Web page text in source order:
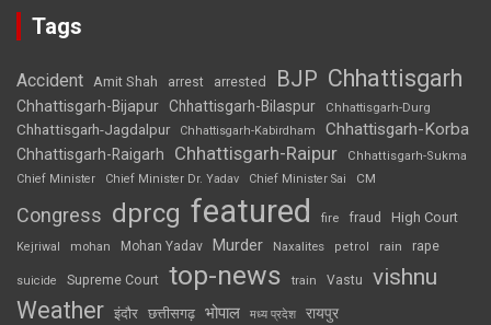
Tags
Accident Amit Shah arrest arrested BJP Chhattisgarh
Chhattisgarh-Bijapur Chhattisgarh-Bilaspur Chhattisgarh-Durg
Chhattisgarh-Jagdalpur Chhattisgarh-Kabirdham Chhattisgarh-Korba
Chhattisgarh-Raigarh Chhattisgarh-Raipur
Chhattisgarh-Sukma
Chief Minister
Chief Minister Dr. Yadav Chief Minister Sai CM
Congress dprcg featured fire fraud High Court
Kejriwal mohan Mohan Yadav Murder Naxalites petrol rain rape
suicide Supreme Court top-news train Vastu vishnu
Weather इंदौर छत्तीसगढ़ भोपाल मध्य प्रदेश रायपुर